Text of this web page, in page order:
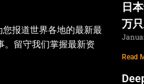
您报道世界各地的最新最
。留守我们掌握最新资
日
万
Read